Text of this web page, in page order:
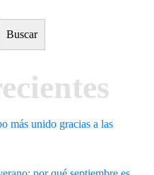
Buscar
más unido gracias a las